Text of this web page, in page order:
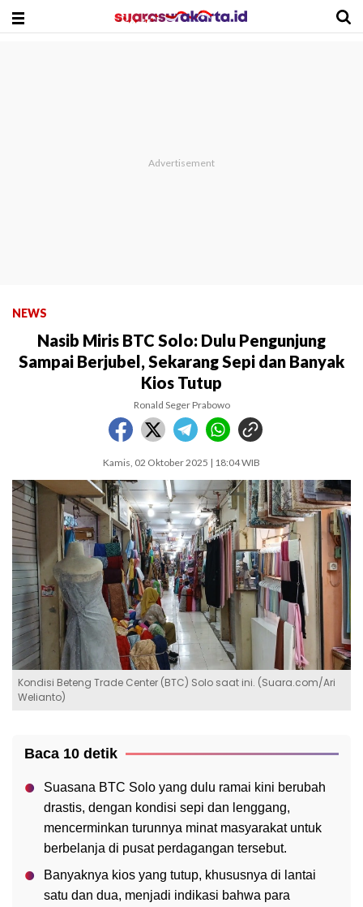
NEWS
Nasib Miris BTC Solo: Dulu Pengunjung
Sampai Berjubel, Sekarang Sepi dan Banyak
Kios Tutup
Ronald Seger Prabowo
Kamis, 02 Oktober 2025 | 18:04 WIB
Kondisi Beteng Trade Center (BTC) Solo saat ini. (Suara.com/Ari
Welianto)
Baca 10 detik
Suasana BTC Solo yang dulu ramai kini berubah
drastis, dengan kondisi sepi dan lenggang,
mencerminkan turunnya minat masyarakat untuk
berbelanja di pusat perdagangan tersebut.
Banyaknya kios yang tutup, khususnya di lantai
satu dan dua, menjadi indikasi bahwa para